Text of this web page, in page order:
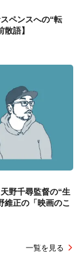
ペンスへの“転
語】
野千尋監督の“生
維正の「映画のこ
一覧を見る